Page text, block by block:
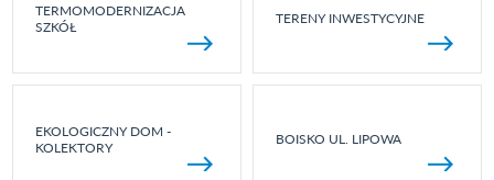
TERMOMODERNIZACJA
SZKÓŁ
TERENY INWESTYCYJNE
EKOLOGICZNY DOM -
KOLEKTORY
BOISKO UL. LIPOWA